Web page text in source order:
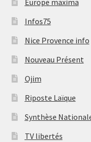
Europe maxima
Infos75
Nice Provence info
Nouveau Présent
Ojim
Riposte Laïque
Synthèse
TV libertés